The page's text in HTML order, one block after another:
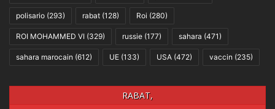
polisario (293) rabat (128) Roi (280)
ROI MOHAMMED VI (329) russie (177) sahara (471)
sahara marocain (612) UE (133) USA (472) vaccin (235)
RABAT,